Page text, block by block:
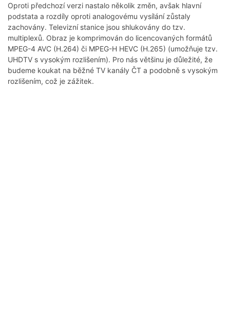
Oproti předchozí verzi nastalo několik změn, avšak hlavní
podstata a rozdíly oproti analogovému vysílání zůstaly
zachovány. Televizní stanice jsou shlukovány do tzv.
multiplexů. Obraz je komprimován do licencovaných formátů
MPEG-4 AVC (H.264) či MPEG-H HEVC (H.265) (umožňuje tzv.
UHDTV s vysokým rozlišením). Pro nás většinu je důležité, že
budeme koukat na běžné TV kanály ČT a podobně s vysokým
rozlišením, což je zážitek.